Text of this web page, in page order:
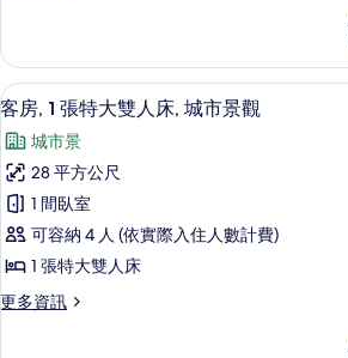
雙
人
床
的
所
有
相
片
2
張
標
雙
人
床
的
詳
情
顯
示
客
房,
張
特
大
高級寢具
7
客房, 1 張特大雙人床, 城市景觀
城市景
28 平方公尺
1 間臥室
可容納 4 人 (依實際入住人數計費)
1 張特大雙人床
更多資訊
更